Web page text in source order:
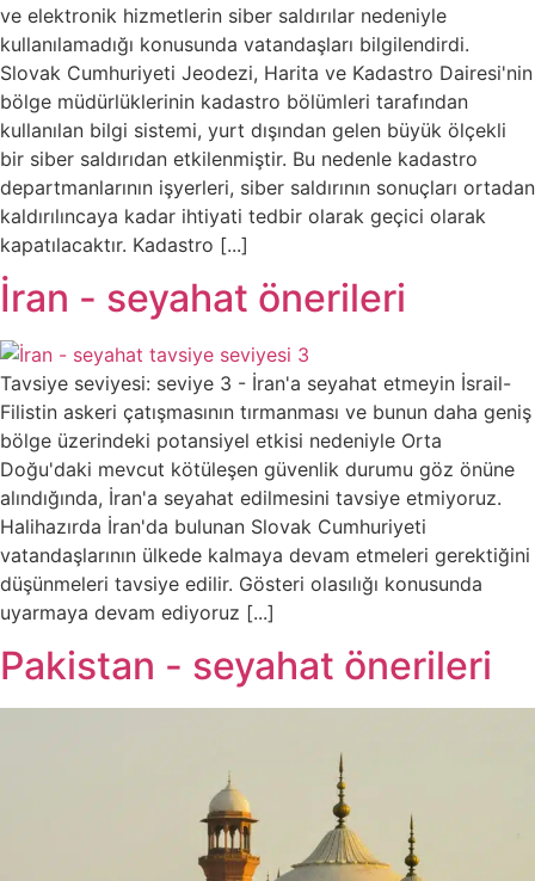
ve elektronik hizmetlerin siber saldırılar nedeniyle
kullanılamadığı konusunda vatandaşları bilgilendirdi.
Slovak Cumhuriyeti Jeodezi, Harita ve Kadastro Dairesi'nin
bölge müdürlüklerinin kadastro bölümleri tarafından
kullanılan bilgi sistemi, yurt dışından gelen büyük ölçekli
bir siber saldırıdan etkilenmiştir. Bu nedenle kadastro
departmanlarının işyerleri, siber saldırının sonuçları ortadan
kaldırılıncaya kadar ihtiyati tedbir olarak geçici olarak
kapatılacaktır. Kadastro [...]
İran - seyahat önerileri
Tavsiye seviyesi: seviye 3 - İran'a seyahat etmeyin İsrail-
Filistin askeri çatışmasının tırmanması ve bunun daha geniş
bölge üzerindeki potansiyel etkisi nedeniyle Orta
Doğu'daki mevcut kötüleşen güvenlik durumu göz önüne
alındığında, İran'a seyahat edilmesini tavsiye etmiyoruz.
Halihazırda İran'da bulunan Slovak Cumhuriyeti
vatandaşlarının ülkede kalmaya devam etmeleri gerektiğini
düşünmeleri tavsiye edilir. Gösteri olasılığı konusunda
uyarmaya devam ediyoruz [...]
Pakistan - seyahat önerileri